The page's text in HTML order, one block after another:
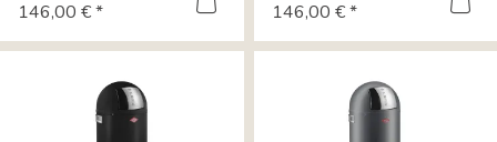
146,00 € * 146,00 € *